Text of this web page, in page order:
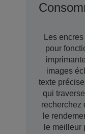
Les
pour
images
texte
qui
recherchez
le
le meilleur